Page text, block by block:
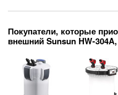
Покупатели, которые
внешний Sunsun HW-